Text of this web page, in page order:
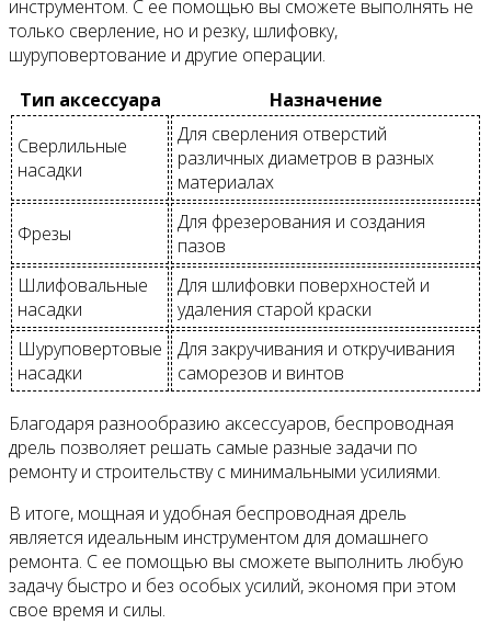
инструментом. С ее помощью вы сможете выполнять не
только сверление, но и резку, шлифовку,
шуруповертование и другие операции.
Тип аксессуара
Назначение
Сверлильные
насадки
Для сверления отверстий
различных диаметров в разных
материалах
Фрезы
Для фрезерования и создания
пазов
Шлифовальные
насадки
Для шлифовки поверхностей и
удаления старой краски
Шуруповертовые
насадки
Для закручивания и откручивания
саморезов и винтов
Благодаря разнообразию аксессуаров, беспроводная
дрель позволяет решать самые разные задачи по
ремонту и строительству с минимальными усилиями.
В итоге, мощная и удобная беспроводная дрель
является идеальным инструментом для домашнего
ремонта. С ее помощью вы сможете выполнить любую
задачу быстро и без особых усилий, экономя при этом
свое время и силы.